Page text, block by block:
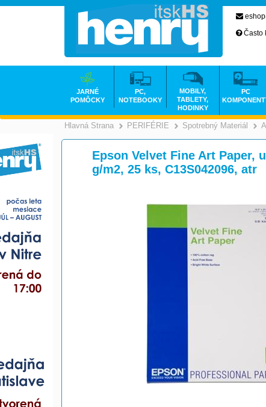
Hlavná Strana >
PERIFÉRIE >
Spotrebný Materiál
Epson Velvet Fine Art Paper,
g/m2, 25 ks, C13S042096, atr
Často
JARNÉ
POMÔCKY
PC,
NOTEBOOKY
MOBILY,
TABLETY,
HODINKY
PC